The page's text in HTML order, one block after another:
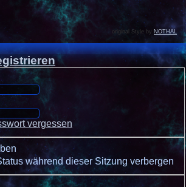
original Style by NOTHAL
vergessen
während dieser Sitzung verbergen